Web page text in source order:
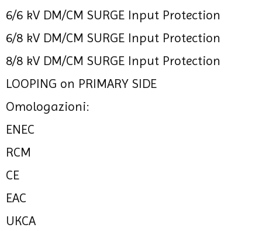
6/6 kV DM/CM SURGE Input Protection
6/8 kV DM/CM SURGE Input Protection
8/8 kV DM/CM SURGE Input Protection
LOOPING on PRIMARY SIDE
Omologazioni:
ENEC
RCM
CE
EAC
UKCA